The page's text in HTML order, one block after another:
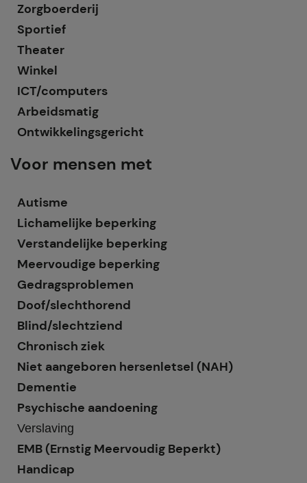
Zorgboerderij
Sportief
Theater
Winkel
ICT/computers
Arbeidsmatig
Ontwikkelingsgericht
Voor mensen met
Autisme
Lichamelijke beperking
Verstandelijke beperking
Meervoudige beperking
Gedragsproblemen
Doof/slechthorend
Blind/slechtziend
Chronisch ziek
Niet aangeboren hersenletsel (NAH)
Dementie
Psychische aandoening
Verslaving
EMB (Ernstig Meervoudig Beperkt)
Handicap